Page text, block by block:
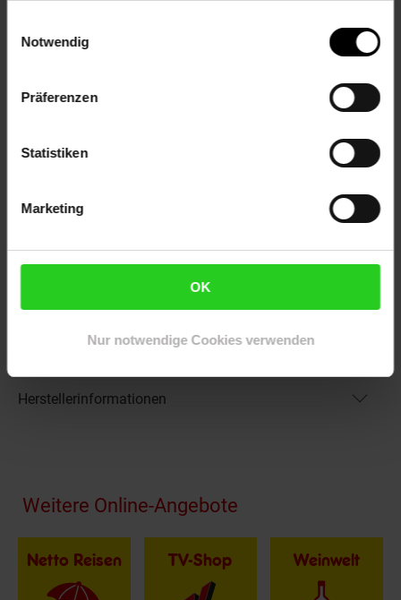
Notwendig
Präferenzen
Statistiken
Marketing
OK
Nur notwendige Cookies verwenden
ProdSV Ort: Rudersberg
Warnhinweis: kein Warnhinweis vorhanden
productSafety Email: info@cratoni.com
Artikelnummer: 2875803000
Artikel gehört zur Kategorie:Fahrradhelme
Versandinformationen
Herstellerinformationen
Fußzeile
Weitere Online-Angebote
Netto Reisen TV-Shop Weinwelt